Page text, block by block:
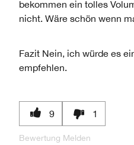
bekommen ein tolles
nicht. Wäre schön wenn
Fazit Nein, ich würde es
empfehlen.
9 1
Bewertung Melden